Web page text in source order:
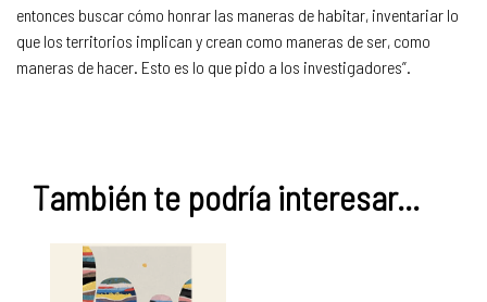
entonces buscar cómo honrar las maneras de habitar, inventariar lo
que los territorios implican y crean como maneras de ser, como
maneras de hacer. Esto es lo que pido a los investigadores”.
También te podría interesar...